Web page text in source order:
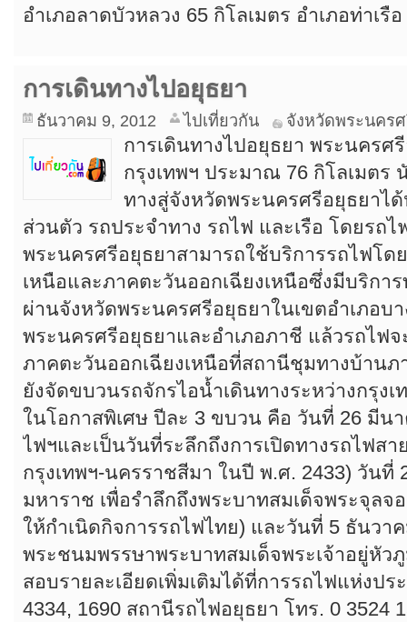
อำเภอลาดบัวหลวง 65 กิโลเมตร อำเภอท่าเรื
การเดินทางไปอยุธยา
ธันวาคม 9, 2012 ไปเที่ยวกัน จังหวัดพระนคร
การเดินทางไปอยุธยา พระนครศ
กรุงเทพฯ ประมาณ 76 กิโลเมตร
ทางสู่จังหวัดพระนครศรีอยุธยาไ
ส่วนตัว รถประจำทาง รถไฟ และเรือ โดยรถไ
พระนครศรีอยุธยาสามารถใช้บริการรถไฟโด
เหนือและภาคตะวันออกเฉียงเหนือซึ่งมีบริกา
ผ่านจังหวัดพระนครศรีอยุธยาในเขตอำเภอบ
พระนครศรีอยุธยาและอำเภอภาชี แล้วรถไฟ
ภาคตะวันออกเฉียงเหนือที่สถานีชุมทางบ้าน
ยังจัดขบวนรถจักรไอน้ำเดินทางระหว่างกรุง
ในโอกาสพิเศษ ปีละ 3 ขบวน คือ วันที่ 26 มีน
ไฟฯและเป็นวันที่ระลึกถึงการเปิดทางรถไฟสา
กรุงเทพฯ-นครราชสีมา ในปี พ.ศ. 2433) วันที่
มหาราช เพื่อรำลึกถึงพระบาทสมเด็จพระจุลจ
ให้กำเนิดกิจการรถไฟไทย) และวันที่ 5 ธันวา
พระชนมพรรษาพระบาทสมเด็จพระเจ้าอยู่หัว
สอบรายละเอียดเพิ่มเติมได้ที่การรถไฟแห่งปร
4334, 1690 สถานีรถไฟอยุธยา โทร. 0 3524